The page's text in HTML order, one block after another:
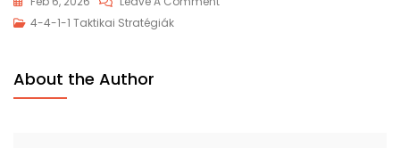
4-4-1-1 Taktikai Stratégiák
About the Author